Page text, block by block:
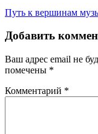
Путь к вершинам
Добавить
Ваш адрес email не
помечены *
Комментарий *